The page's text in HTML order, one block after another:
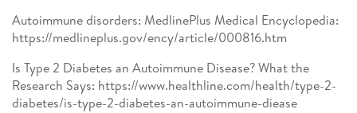
Autoimmune disorders: MedlinePlus Medical Encyclopedia:
https://medlineplus.gov/ency/article/000816.htm
Is Type 2 Diabetes an Autoimmune Disease? What the
Research Says: https://www.healthline.com/health/type-2-
diabetes/is-type-2-diabetes-an-autoimmune-diease